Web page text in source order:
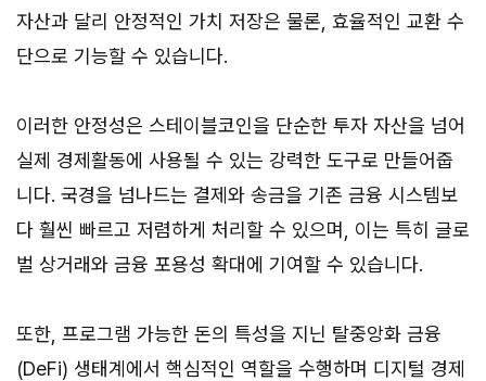
자산과 달리 안정적인 가치 저장은 물론, 효율적인 교환 수
단으로 기능할 수 있습니다.
이러한 안정성은 스테이블코인을 단순한 투자 자산을 넘어
실제 경제활동에 사용될 수 있는 강력한 도구로 만들어줍
니다. 국경을 넘나드는 결제와 송금을 기존 금융 시스템보
다 훨씬 빠르고 저렴하게 처리할 수 있으며, 이는 특히 글로
벌 상거래와 금융 포용성 확대에 기여할 수 있습니다.
또한, 프로그램 가능한 돈의 특성을 지닌 탈중앙화 금융
(DeFi) 생태계에서 핵심적인 역할을 수행하며 디지털 경제